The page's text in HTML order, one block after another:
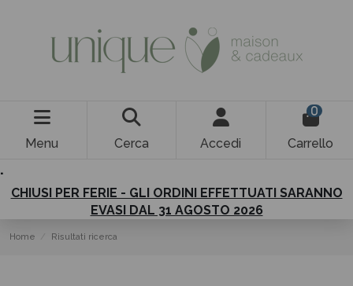
Menu Cerca Accedi
0
Carrello
.
CHIUSI PER FERIE - GLI ORDINI EFFETTUATI SARANNO
EVASI DAL 31 AGOSTO 2026
Home Risultati ricerca